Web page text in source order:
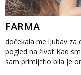
FARMA
dočekala me ljubav za
pogled na život Kad
sam primijetio bila je